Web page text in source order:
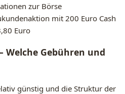
zur Börse
mit 200 Euro Cash
Euro
Welche Gebühren und
günstig und die Struktur der